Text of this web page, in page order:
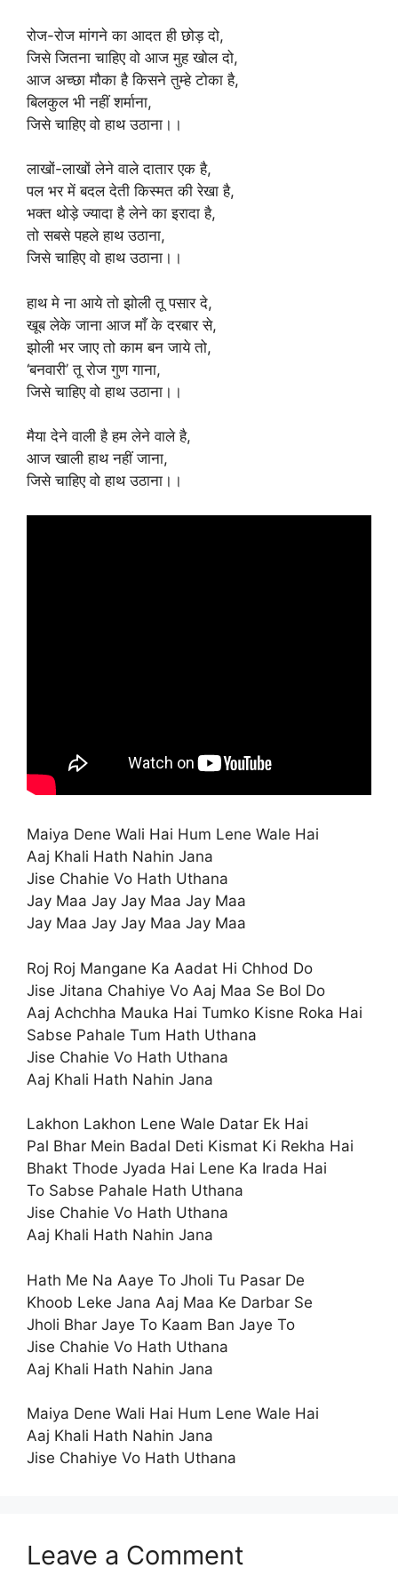
रोज-रोज मांगने का आदत ही छोड़ दो,
जिसे जितना चाहिए वो आज मुह खोल दो,
आज अच्छा मौका है किसने तुम्हे टोका है,
बिलकुल भी नहीं शर्माना,
जिसे चाहिए वो हाथ उठाना।।
लाखों-लाखों लेने वाले दातार एक है,
पल भर में बदल देती किस्मत की रेखा है,
भक्त थोड़े ज्यादा है लेने का इरादा है,
तो सबसे पहले हाथ उठाना,
जिसे चाहिए वो हाथ उठाना।।
हाथ मे ना आये तो झोली तू पसार दे,
खूब लेके जाना आज माँ के दरबार से,
झोली भर जाए तो काम बन जाये तो,
‘बनवारी’ तू रोज गुण गाना,
जिसे चाहिए वो हाथ उठाना।।
मैया देने वाली है हम लेने वाले है,
आज खाली हाथ नहीं जाना,
जिसे चाहिए वो हाथ उठाना।।
Maiya Dene Wali Hai Hum Lene Wale Hai
Aaj Khali Hath Nahin Jana
Jise Chahie Vo Hath Uthana
Jay Maa Jay Jay Maa Jay Maa
Jay Maa Jay Jay Maa Jay Maa
Roj Roj Mangane Ka Aadat Hi Chhod Do
Jise Jitana Chahiye Vo Aaj Maa Se Bol Do
Aaj Achchha Mauka Hai Tumko Kisne Roka Hai
Sabse Pahale Tum Hath Uthana
Jise Chahie Vo Hath Uthana
Aaj Khali Hath Nahin Jana
Lakhon Lakhon Lene Wale Datar Ek Hai
Pal Bhar Mein Badal Deti Kismat Ki Rekha Hai
Bhakt Thode Jyada Hai Lene Ka Irada Hai
To Sabse Pahale Hath Uthana
Jise Chahie Vo Hath Uthana
Aaj Khali Hath Nahin Jana
Hath Me Na Aaye To Jholi Tu Pasar De
Khoob Leke Jana Aaj Maa Ke Darbar Se
Jholi Bhar Jaye To Kaam Ban Jaye To
Jise Chahie Vo Hath Uthana
Aaj Khali Hath Nahin Jana
Maiya Dene Wali Hai Hum Lene Wale Hai
Aaj Khali Hath Nahin Jana
Jise Chahiye Vo Hath Uthana
Leave a Comment